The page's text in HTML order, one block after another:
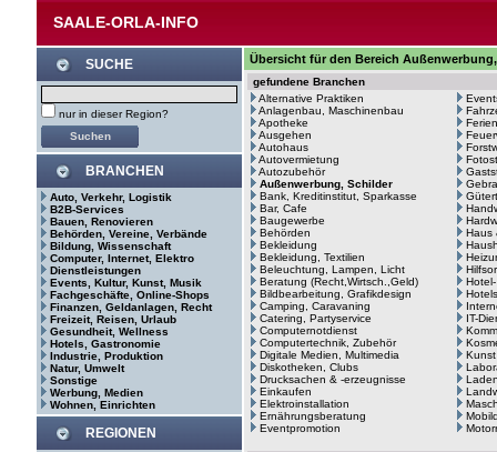
SAALE-ORLA-INFO
SUCHE
nur in dieser Region?
BRANCHEN
Auto, Verkehr, Logistik
B2B-Services
Bauen, Renovieren
Behörden, Vereine, Verbände
Bildung, Wissenschaft
Computer, Internet, Elektro
Dienstleistungen
Events, Kultur, Kunst, Musik
Fachgeschäfte, Online-Shops
Finanzen, Geldanlagen, Recht
Freizeit, Reisen, Urlaub
Gesundheit, Wellness
Hotels, Gastronomie
Industrie, Produktion
Natur, Umwelt
Sonstige
Werbung, Medien
Wohnen, Einrichten
REGIONEN
Übersicht für den Bereich
gefundene Branchen
Alternative Praktiken
Anlagenbau, Maschinenbau
Apotheke
Ausgehen
Autohaus
Autovermietung
Autozubehör
Außenwerbung, Schilder
Bank, Kreditinstitut, Sparkasse
Bar, Cafe
Baugewerbe
Behörden
Bekleidung
Bekleidung, Textilien
Beleuchtung, Lampen, Licht
Beratung (Recht,Wirtsch.,Geld)
Bildbearbeitung, Grafikdesign
Camping, Caravaning
Catering, Partyservice
Computernotdienst
Computertechnik, Zubehör
Digitale Medien, Multimedia
Diskotheken, Clubs
Drucksachen & -erzeugnisse
Einkaufen
Elektroinstallation
Ernährungsberatung
Eventpromotion
Haus
IT-
Kunst